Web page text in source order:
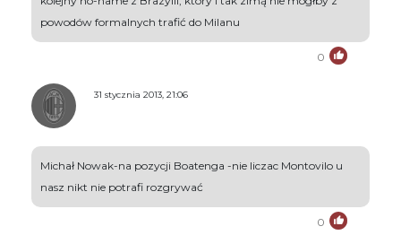
powodów formalnych trafić do Milanu
0
31 stycznia 2013, 21:06
Michał Nowak-na pozycji Boatenga -nie liczac Montovilo u
nasz nikt nie potrafi rozgrywać
0